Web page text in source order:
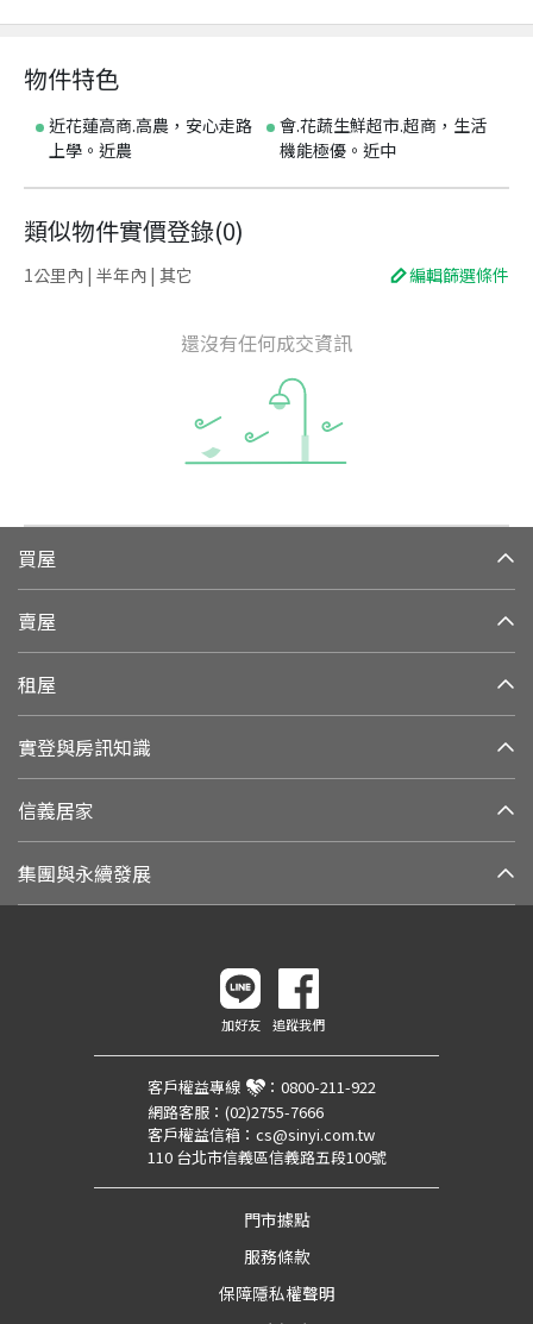
物件特色
近花蓮高商.高農，安心走路
上學。近農
會.花蔬生鮮超市.超商，生活
機能極優。近中
類似物件實價登錄(0)
1公里內 | 半年內 | 其它 編輯篩選條件
還沒有任何成交資訊
買屋
賣屋
租屋
實登與房訊知識
信義居家
集團與永續發展
加好友 追蹤我們
客戶權益專線 ： 0800-211-922
網路客服： (02)2755-7666
客戶權益信箱： cs@sinyi.com.tw
110 台北市信義區信義路五段100號
門市據點
服務條款
保障隱私權聲明